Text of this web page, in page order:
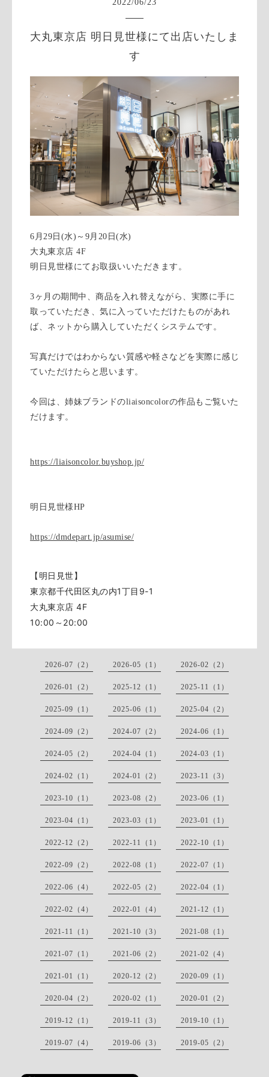
2022/06/23
大丸東京店 明日見世様にて出店いたしま
す
6月29日(水)～9月20日(水)
大丸東京店 4F
明日見世様にてお取扱いいただきます。
3ヶ月の期間中、商品を入れ替えながら、実際に手に
取っていただき、気に入っていただけたものがあれ
ば、ネットから購入していただくシステムです。
写真だけではわからない質感や軽さなどを実際に感じ
ていただけたらと思います。
今回は、姉妹ブランドのliaisoncolorの作品もご覧いた
だけます。
https://liaisoncolor.buyshop.jp/
明日見世様HP
https://dmdepart.jp/asumise/
【明日見世】
東京都千代田区丸の内1丁目9-1
大丸東京店 4F
10:00～20:00
2026-07（2） 2026-05（1） 2026-02（2）
2026-01（2） 2025-12（1） 2025-11（1）
2025-09（1） 2025-06（1） 2025-04（2）
2024-09（2） 2024-07（2） 2024-06（1）
2024-05（2） 2024-04（1） 2024-03（1）
2024-02（1） 2024-01（2） 2023-11（3）
2023-10（1） 2023-08（2） 2023-06（1）
2023-04（1） 2023-03（1） 2023-01（1）
2022-12（2） 2022-11（1） 2022-10（1）
2022-09（2） 2022-08（1） 2022-07（1）
2022-06（4） 2022-05（2） 2022-04（1）
2022-02（4） 2022-01（4） 2021-12（1）
2021-11（1） 2021-10（3） 2021-08（1）
2021-07（1） 2021-06（2） 2021-02（4）
2021-01（1） 2020-12（2） 2020-09（1）
2020-04（2） 2020-02（1） 2020-01（2）
2019-12（1） 2019-11（3） 2019-10（1）
2019-07（4） 2019-06（3） 2019-05（2）